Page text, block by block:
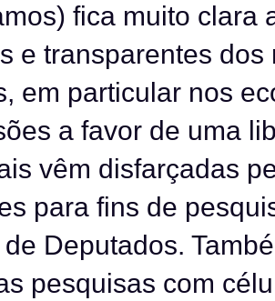
fica muito clara
e transparentes
em particular nos
a favor de uma
vêm disfarçadas
para fins de
Deputados.
pesquisas com